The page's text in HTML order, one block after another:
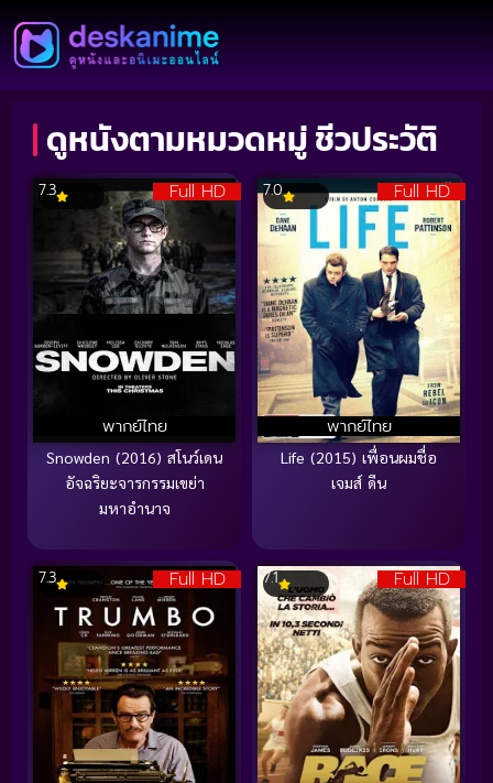
ดูหนังตามหมวดหมู่ ชีวประวัติ
Full HD
พากย์ไทย
7.3
Snowden (2016) สโนว์เดน
อัจฉริยะจารกรรมเขย่า
มหาอำนาจ
Full HD
พากย์ไทย
7.0
Life (2015) เพื่อนผมชื่อ
เจมส์ ดีน
Full HD
7.3 Full HD
7.1